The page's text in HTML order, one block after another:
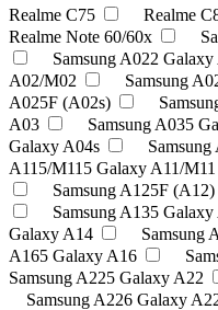
Realme C75
Realme
Realme Note 60/60x
Samsung A022 Galaxy
A02/М02
Samsung
A025F (A02s)
A03
Samsung A035
Galaxy A04s
A115/M115 Galaxy A11/M11
Samsung A125F (A12)
Samsung A135
Galaxy A14
Samsung
A165 Galaxy A16
Samsung A225 Galaxy A22
Samsung A226 Galaxy